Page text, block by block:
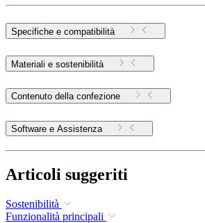
Specifiche e compatibilità
Materiali e sostenibilità
Contenuto della confezione
Software e Assistenza
Articoli suggeriti
Sostenibilità
Funzionalità principali